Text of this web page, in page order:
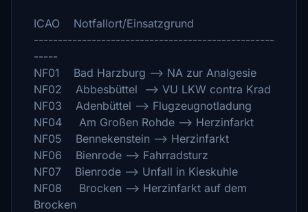
ICAO Notfallort/Einsatzgrund
--------------------------------------------------
-----
NF01 Bad Harzburg --> NA zur Analgesie
NF02 Abbesbüttel --> VU LKW contra Krad
NF03 Adenbüttel --> Flugzeugnotladung
NF04 Am Großen Rohde --> Herzinfarkt
NF05 Bennekenstein --> Herzinfarkt
NF06 Bienrode --> Fahrradsturz
NF07 Bienrode --> Unfall in Kieskuhle
NF08 Brocken --> Herzinfarkt auf dem
Brocken